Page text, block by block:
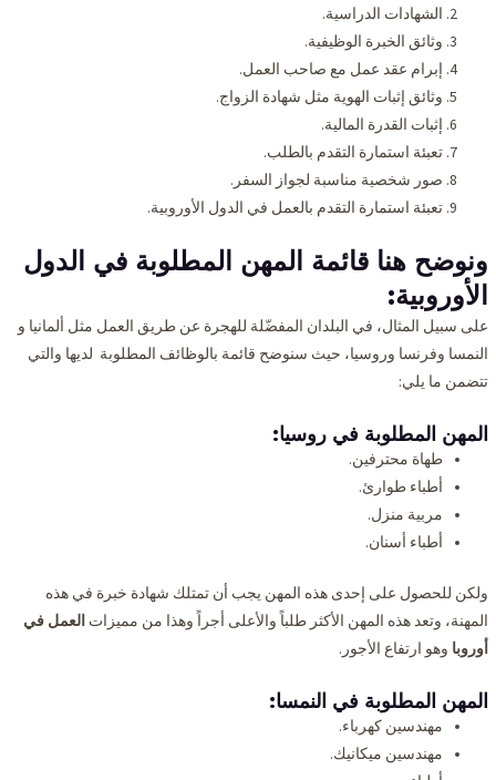
الشهادات الدراسية.
وثائق الخبرة الوظيفية.
إبرام عقد عمل مع صاحب العمل.
وثائق إثبات الهوية مثل شهادة الزواج.
إثبات القدرة المالية.
تعبئة استمارة التقدم بالطلب.
صور شخصية مناسبة لجواز السفر.
تعبئة استمارة التقدم بالعمل في الدول الأوروبية.
ونوضح هنا قائمة المهن المطلوبة في الدول
الأوروبية:
على سبيل المثال، في البلدان المفضّلة للهجرة عن طريق العمل مثل ألمانيا و
النمسا وفرنسا وروسيا، حيث سنوضح قائمة بالوظائف المطلوبة لديها والتي
تتضمن ما يلي:
المهن المطلوبة في روسيا:
طهاة محترفين.
أطباء طوارئ.
مربية منزل.
أطباء أسنان.
ولكن للحصول على إحدى هذه المهن يجب أن تمتلك شهادة خبرة في هذه
المهنة، وتعد هذه المهن الأكثر طلباً والأعلى أجراً وهذا من مميزات العمل في
أوروبا وهو ارتفاع الأجور.
المهن المطلوبة في النمسا:
مهندسين كهرباء.
مهندسين ميكانيك.